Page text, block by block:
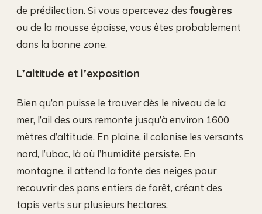
de prédilection. Si vous apercevez des fougères
ou de la mousse épaisse, vous êtes probablement
dans la bonne zone.
L’altitude et l’exposition
Bien qu’on puisse le trouver dès le niveau de la
mer, l’ail des ours remonte jusqu’à environ 1600
mètres d’altitude. En plaine, il colonise les versants
nord, l’ubac, là où l’humidité persiste. En
montagne, il attend la fonte des neiges pour
recouvrir des pans entiers de forêt, créant des
tapis verts sur plusieurs hectares.